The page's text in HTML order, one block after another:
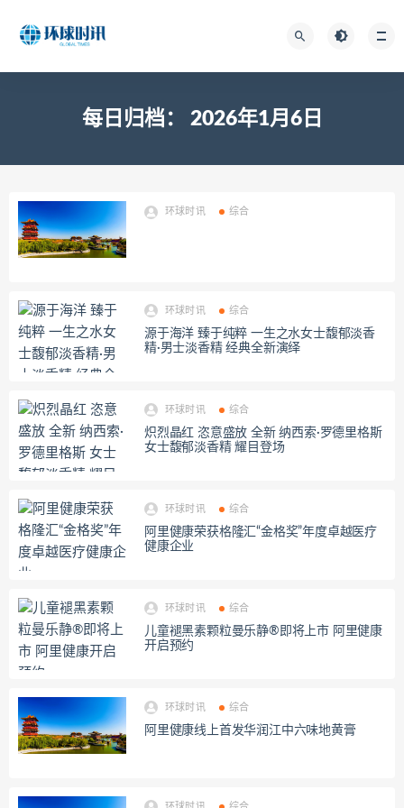
每日归档： 2026年1月6日
环球时讯 综合
环球时讯 综合
源于海洋 臻于纯粹 一生之水女士馥郁淡香
精·男士淡香精 经典全新演绎
环球时讯 综合
炽烈晶红 恣意盛放 全新 纳西索·罗德里格斯
女士馥郁淡香精 耀目登场
环球时讯 综合
阿里健康荣获格隆汇“金格奖”年度卓越医疗
健康企业
环球时讯 综合
儿童褪黑素颗粒曼乐静®即将上市 阿里健康
开启预约
环球时讯 综合
阿里健康线上首发华润江中六味地黄膏